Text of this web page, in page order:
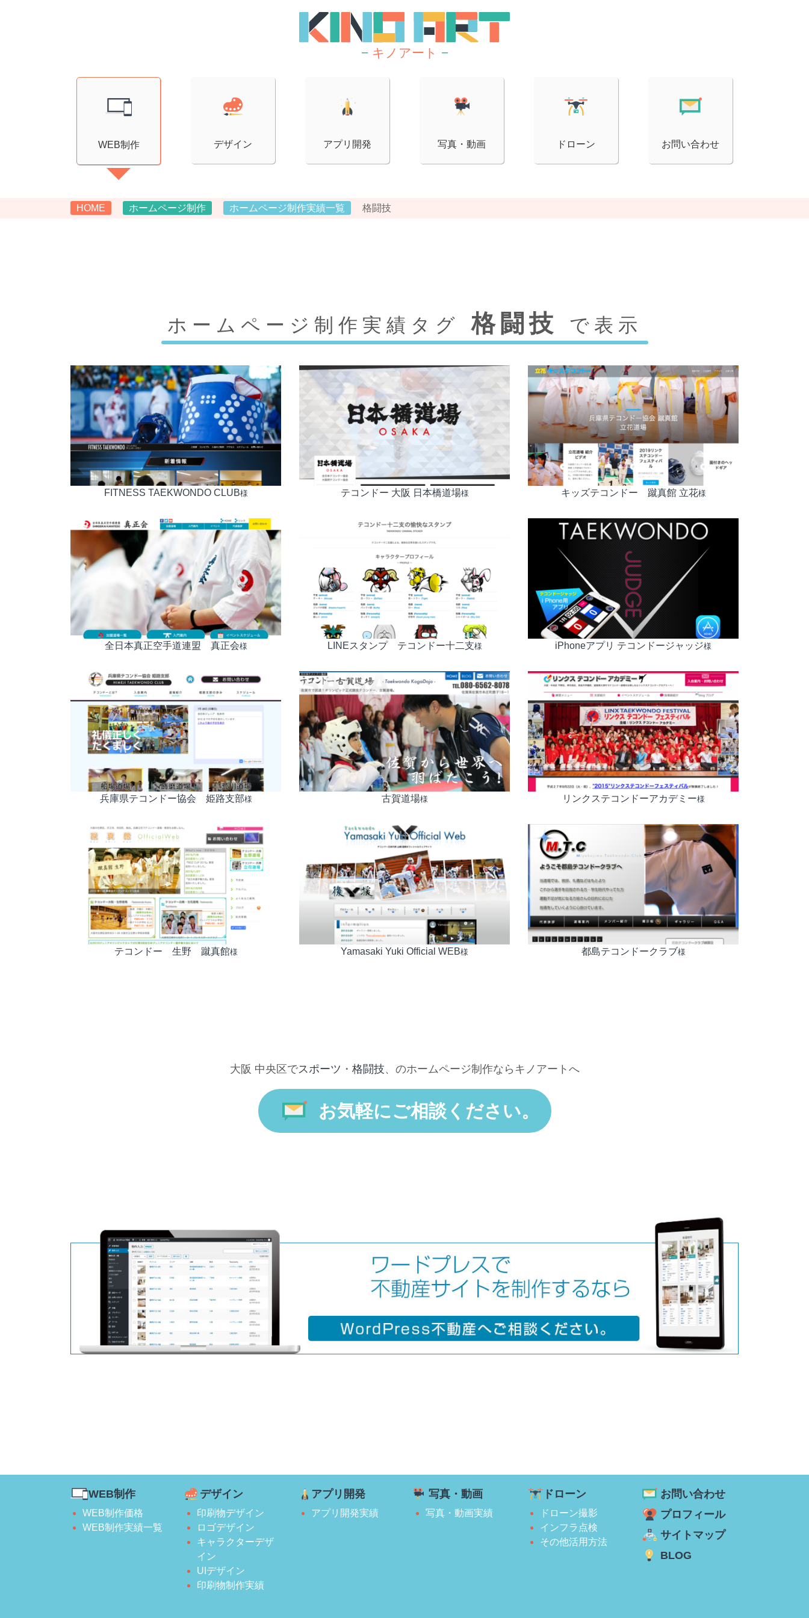
− キノアート −
WEB制作 デザイン アプリ開発 写真・動画 ドローン お問い合わせ
HOME ホームページ制作 ホームページ制作実績一覧 格闘技
ホームページ制作実績タグ 格闘技 で表示
FITNESS TAEKWONDO CLUB様 テコンドー 大阪 日本橋道場様 キッズテコンドー 蹴真館 立花様
全日本真正空手道連盟 真正会様 LINEスタンプ テコンドー十二支様 iPhoneアプリ テコンドージャッジ様
兵庫県テコンドー協会 姫路支部様 古賀道場様 リンクステコンドーアカデミー様
テコンドー 生野 蹴真館様 Yamasaki Yuki Official WEB様 都島テコンドークラブ様
大阪 中央区でスポーツ ・ 格闘技、のホームページ制作ならキノアートへ
お気軽にご相談ください。
WEB制作
WEB制作価格
WEB制作実績一覧
デザイン
印刷物デザイン
ロゴデザイン
キャラクターデザ
イン
UIデザイン
印刷物制作実績
アプリ開発
アプリ開発実績
写真・動画
写真・動画実績
ドローン
ドローン撮影
インフラ点検
その他活用方法
お問い合わせ
プロフィール
サイトマップ
BLOG